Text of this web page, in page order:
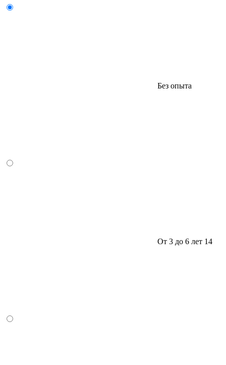
Без опыта
От 3 до 6 лет 14